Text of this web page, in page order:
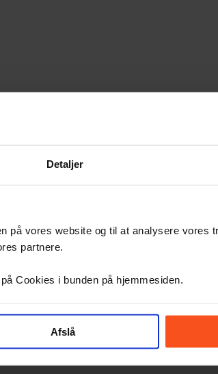
Detaljer
på vores website og til at analysere vores
partnere.
Cookies i bunden på hjemmesiden.
Afslå
Læs om vores forskning og hvordan